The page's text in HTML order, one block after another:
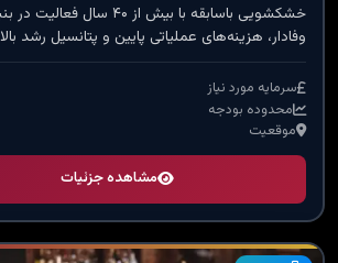
خشکشویی باسابقه با بیش از ۴۰
وفادار، هزینه‌های عملیاتی پایین و پتانسیل رشد
ترکیبی از خدمات سلف‌سرویس و شست‌وشوی
برای خریدارانی که به‌دنبال یک فرصت ساده،
گزینه‌ای ایده‌آل است.
سرمایه مورد نیاز
محدوده بودجه
موقعیت
مشاهده جزئیات